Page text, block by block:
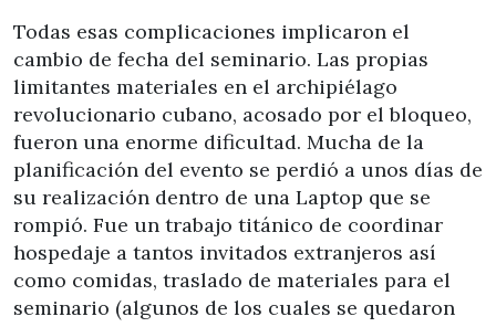
Todas esas complicaciones implicaron el
cambio de fecha del seminario. Las propias
limitantes materiales en el archipiélago
revolucionario cubano, acosado por el bloqueo,
fueron una enorme dificultad. Mucha de la
planificación del evento se perdió a unos días de
su realización dentro de una Laptop que se
rompió. Fue un trabajo titánico de coordinar
hospedaje a tantos invitados extranjeros así
como comidas, traslado de materiales para el
seminario (algunos de los cuales se quedaron